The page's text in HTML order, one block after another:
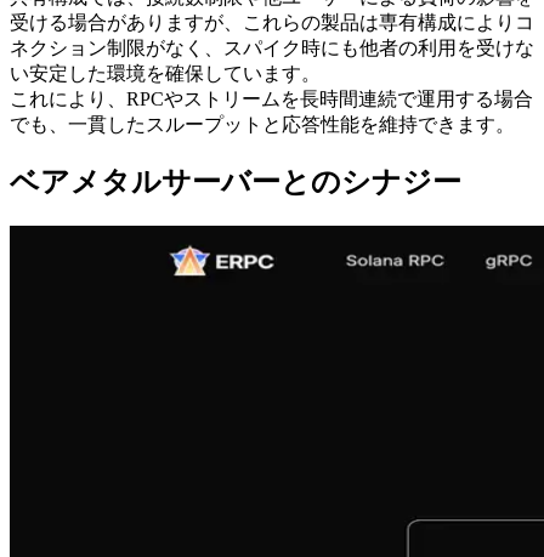
受ける場合がありますが、これらの製品は専有構成によりコ
ネクション制限がなく、スパイク時にも他者の利用を受けな
い安定した環境を確保しています。
これにより、RPCやストリームを長時間連続で運用する場合
でも、一貫したスループットと応答性能を維持できます。
ベアメタルサーバーとのシナジー